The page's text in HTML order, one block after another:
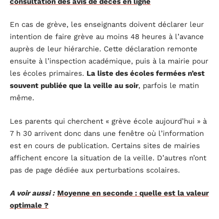
En cas de grève, les enseignants doivent déclarer leur
intention de faire grève au moins 48 heures à l’avance
auprès de leur hiérarchie. Cette déclaration remonte
ensuite à l’inspection académique, puis à la mairie pour
les écoles primaires. La liste des écoles fermées n’est
souvent publiée que la veille au soir, parfois le matin
même.
Les parents qui cherchent « grève école aujourd’hui » à
7 h 30 arrivent donc dans une fenêtre où l’information
est en cours de publication. Certains sites de mairies
affichent encore la situation de la veille. D’autres n’ont
pas de page dédiée aux perturbations scolaires.
A voir aussi : Moyenne en seconde : quelle est la valeur
optimale ?